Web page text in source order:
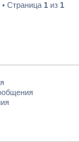
Страница 1 из 1